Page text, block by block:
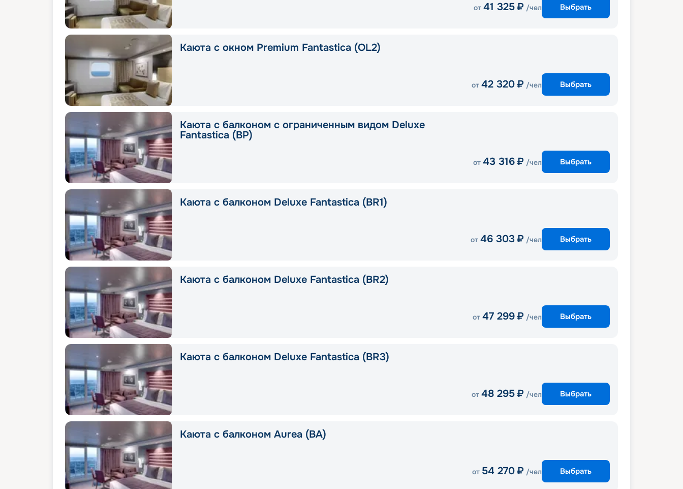
от 41 325 ₽ /чел Выбрать
Каюта с окном Premium Fantastica (OL2)
от 42 320 ₽ /чел Выбрать
Каюта с балконом с ограниченным видом Deluxe
Fantastica (BP)
от 43 316 ₽ /чел Выбрать
Каюта с балконом Deluxe Fantastica (BR1)
от 46 303 ₽ /чел Выбрать
Каюта с балконом Deluxe Fantastica (BR2)
от 47 299 ₽ /чел Выбрать
Каюта с балконом Deluxe Fantastica (BR3)
от 48 295 ₽ /чел Выбрать
Каюта с балконом Aurea (BA)
от 54 270 ₽ /чел Выбрать